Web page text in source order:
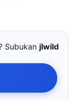
Subukan jlwild